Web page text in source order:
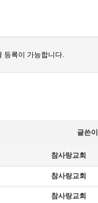
등록이 가능합니다.
글쓴이
참사랑교회
참사랑교회
참사랑교회